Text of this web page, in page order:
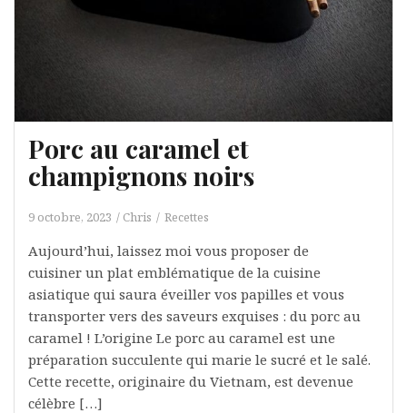
Porc au caramel et
champignons noirs
9 octobre, 2023 Chris Recettes
Aujourd’hui, laissez moi vous proposer de
cuisiner un plat emblématique de la cuisine
asiatique qui saura éveiller vos papilles et vous
transporter vers des saveurs exquises : du porc au
caramel ! L’origine Le porc au caramel est une
préparation succulente qui marie le sucré et le salé.
Cette recette, originaire du Vietnam, est devenue
célèbre […]